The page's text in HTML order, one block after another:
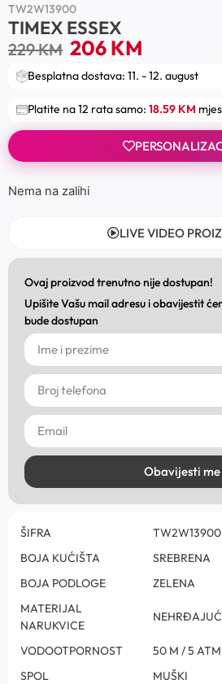
TW2W13900
TIMEX ESSEX
229KM 206KM
Besplatna dostava: 11. - 12. august
Platite na 12 rata samo: 18.59 KM
Nema na zalihi
LIVE VIDEO
Ovaj proizvod trenutno nije dostupan!
Upišite Vašu mail adresu i obavijestit
bude dostupan
Obavijesti me
ŠIFRA
TW2W13900
BOJA KUĆIŠTA
SREBRENA
BOJA PODLOGE
ZELENA
MATERIJAL
NARUKVICE
VODOOTPORNOST
50 M / 5 ATM
SPOL
MUŠKI